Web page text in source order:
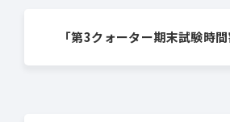
「第3クォーター期末試験時